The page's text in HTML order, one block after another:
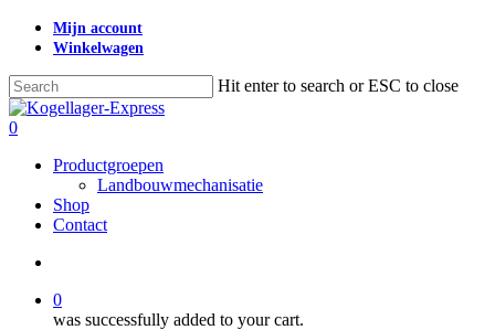
Skip
content
Mijn account
Winkelwagen
Hit enter to search or ESC to close
Close
Search
search
0
Productgroepen
Landbouwmechanisatie
Shop
Contact
0
was successfully added to your cart.